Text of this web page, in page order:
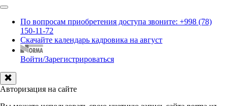
По вопросам приобретения доступа звоните: +998 (78)
150-11-72
Скачайте календарь кадровика на август
Войти/Зарегистрироваться
Авторизация на сайте